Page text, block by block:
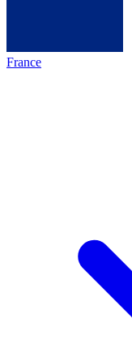
France